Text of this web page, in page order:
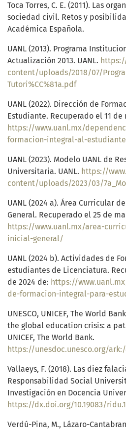
Toca Torres, C. E. (2011). Las
sociedad civil. Retos y
Académica Española.
UANL (2013). Programa
Actualización 2013. UANL.
content/uploads/2018/07/
Tutori%CC%81a.pdf
UANL (2022). Dirección de
Estudiante. Recuperado el 11
https://www.uanl.mx/
formacion-integral-al-
UANL (2023). Modelo UANL de
Universitaria. UANL. https://
content/uploads/2023/03/
UANL (2024 a). Área Curricular
General. Recuperado el 25 de
https://www.uanl.mx/area-
inicial-general/
UANL (2024 b). Actividades de
estudiantes de Licenciatura.
de 2024 de: https://
de-formacion-integral-para-
UNESCO, UNICEF, The World
the global education crisis: a
UNICEF, The World Bank.
https://unesdoc.unesco.org/
Vallaeys, F. (2018). Las diez
Responsabilidad Social
Investigación en Docencia
https://dx.doi.org/10.19083/
Verdú-Pina, M., Lázaro-